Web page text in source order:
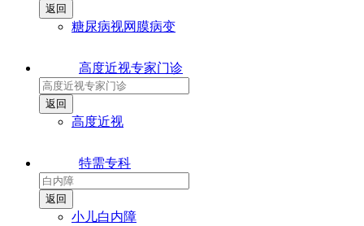
糖尿病视网膜病变
高度近视专家门诊
高度近视
特需专科
小儿白内障